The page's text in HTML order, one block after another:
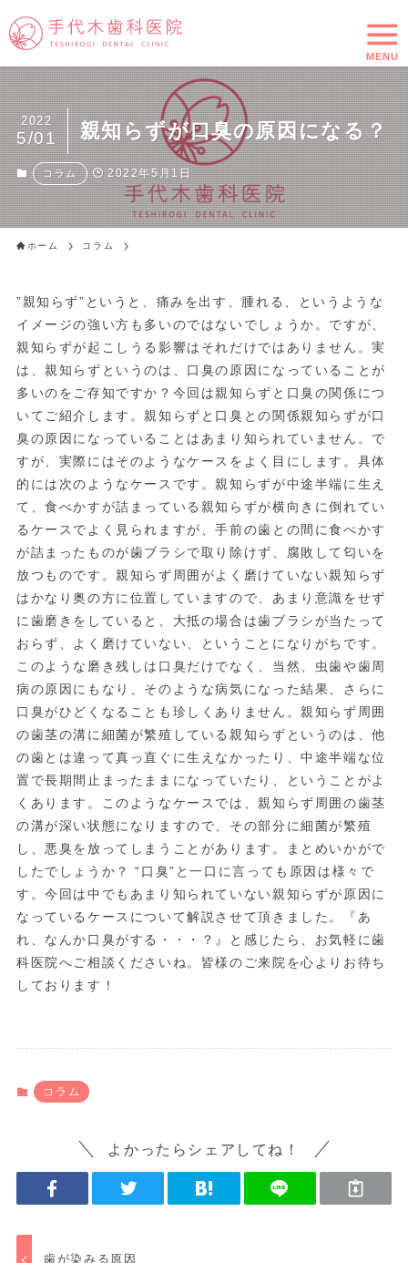
MENU
親知らずが口臭の原因になる？
2022
5/01
コラム 2022年5月1日
ホーム コラム
”親知らず”というと、痛みを出す、腫れる、というような
イメージの強い方も多いのではないでしょうか。ですが、
親知らずが起こしうる影響はそれだけではありません。実
は、親知らずというのは、口臭の原因になっていることが
多いのをご存知ですか？今回は親知らずと口臭の関係につ
いてご紹介します。親知らずと口臭との関係親知らずが口
臭の原因になっていることはあまり知られていません。で
すが、実際にはそのようなケースをよく目にします。具体
的には次のようなケースです。親知らずが中途半端に生え
て、食べかすが詰まっている親知らずが横向きに倒れてい
るケースでよく見られますが、手前の歯との間に食べかす
が詰まったものが歯ブラシで取り除けず、腐敗して匂いを
放つものです。親知らず周囲がよく磨けていない親知らず
はかなり奥の方に位置していますので、あまり意識をせず
に歯磨きをしていると、大抵の場合は歯ブラシが当たって
おらず、よく磨けていない、ということになりがちです。
このような磨き残しは口臭だけでなく、当然、虫歯や歯周
病の原因にもなり、そのような病気になった結果、さらに
口臭がひどくなることも珍しくありません。親知らず周囲
の歯茎の溝に細菌が繁殖している親知らずというのは、他
の歯とは違って真っ直ぐに生えなかったり、中途半端な位
置で長期間止まったままになっていたり、ということがよ
くあります。このようなケースでは、親知らず周囲の歯茎
の溝が深い状態になりますので、その部分に細菌が繁殖
し、悪臭を放ってしまうことがあります。まとめいかがで
したでしょうか？ “口臭”と一口に言っても原因は様々で
す。今回は中でもあまり知られていない親知らずが原因に
なっているケースについて解説させて頂きました。『あ
れ、なんか口臭がする・・・？』と感じたら、お気軽に歯
科医院へご相談くださいね。皆様のご来院を心よりお待ち
しております！
コラム
よかったらシェアしてね！
歯が染みる原因